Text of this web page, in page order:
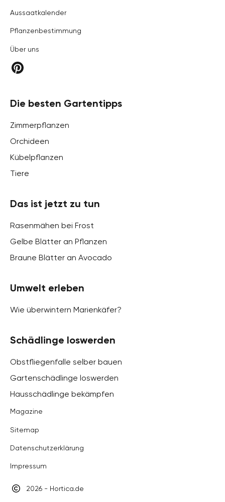
Aussaatkalender
Pflanzenbestimmung
Über uns
Die besten Gartentipps
Zimmerpflanzen
Orchideen
Kübelpflanzen
Tiere
Das ist jetzt zu tun
Rasenmähen bei Frost
Gelbe Blätter an Pflanzen
Braune Blätter an Avocado
Umwelt erleben
Wie überwintern Marienkäfer?
Schädlinge loswerden
Obstfliegenfalle selber bauen
Gartenschädlinge loswerden
Hausschädlinge bekämpfen
Magazine
Sitemap
Datenschutzerklärung
Impressum
2026 - Hortica.de